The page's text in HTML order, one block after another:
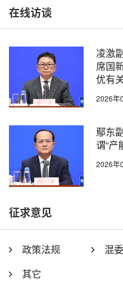
在线访谈
凌激
席国
优有
2026年
鄢东
谓“产
2026年
征求意见
政策法规 混
其它